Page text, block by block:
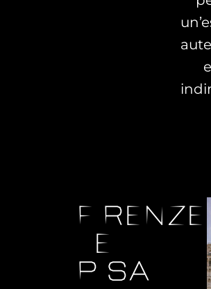
e
firenze
e
pisa